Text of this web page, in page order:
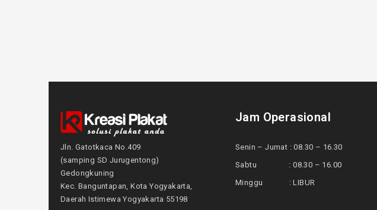
Jln. Gatotkaca No.409
(samping SD Jurugentong)
Gedongkuning
Kec. Banguntapan, Kota Yogyakarta,
Daerah Istimewa Yogyakarta 55198
Jam Operasional
Senin – Jumat : 08.30 – 16.30
Sabtu : 08.30 – 16.00
Minggu : LIBUR